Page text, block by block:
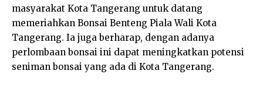
masyarakat Kota Tangerang untuk datang
memeriahkan Bonsai Benteng Piala Wali Kota
Tangerang. Ia juga berharap, dengan adanya
perlombaan bonsai ini dapat meningkatkan potensi
seniman bonsai yang ada di Kota Tangerang.